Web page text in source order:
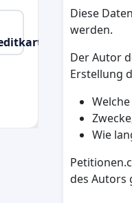
Diese
werden.
Der Autor
Erstellung
Wie
des Autors